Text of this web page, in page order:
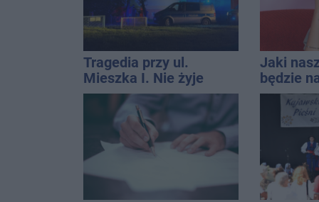
Tragedia przy ul.
Mieszka I. Nie żyje
osoba, która wypadła z
czwartego piętra
Jaki
będzie
które
stylizacji